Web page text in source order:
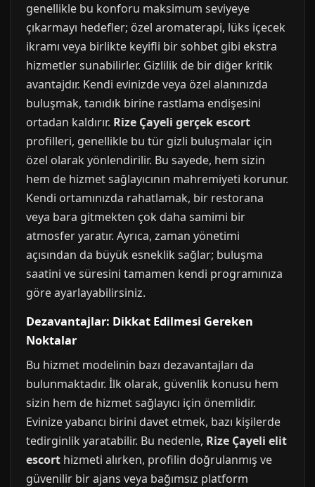
genellikle bu konforu maksimum seviyeye
çıkarmayı hedefler; özel aromaterapi, lüks içecek
ikramı veya birlikte keyifli bir sohbet gibi ekstra
hizmetler sunabilirler. Gizlilik de bir diğer kritik
avantajdır. Kendi evinizde veya özel alanınızda
buluşmak, tanıdık birine rastlama endişesini
ortadan kaldırır. Rize Çayeli gerçek escort
profilleri, genellikle bu tür gizli buluşmalar için
özel olarak yönlendirilir. Bu sayede, hem sizin
hem de hizmet sağlayıcının mahremiyeti korunur.
Kendi ortamınızda rahatlamak, bir restorana
veya bara gitmekten çok daha samimi bir
atmosfer yaratır. Ayrıca, zaman yönetimi
açısından da büyük esneklik sağlar; buluşma
saatini ve süresini tamamen kendi programınıza
göre ayarlayabilirsiniz.
Dezavantajlar: Dikkat Edilmesi Gereken
Noktalar
Bu hizmet modelinin bazı dezavantajları da
bulunmaktadır. İlk olarak, güvenlik konusu hem
sizin hem de hizmet sağlayıcı için önemlidir.
Evinize yabancı birini davet etmek, bazı kişilerde
tedirginlik yaratabilir. Bu nedenle, Rize Çayeli elit
escort hizmeti alırken, profilin doğrulanmış ve
güvenilir bir ajans veya bağımsız platform